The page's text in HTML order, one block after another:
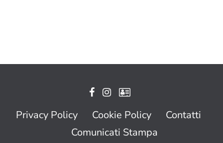
Privacy Policy Cookie Policy
Contatti
Comunicati Stampa